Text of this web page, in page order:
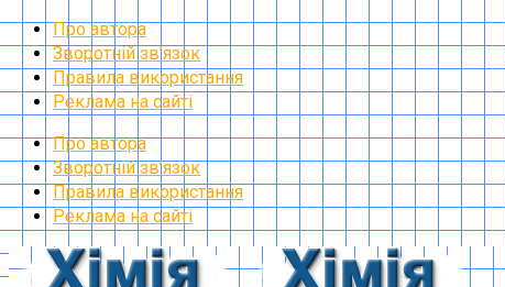
Про автора
Зворотній зв’язок
Правила використання
Реклама на сайті
Про автора
Зворотній зв’язок
Правила використання
Реклама на сайті